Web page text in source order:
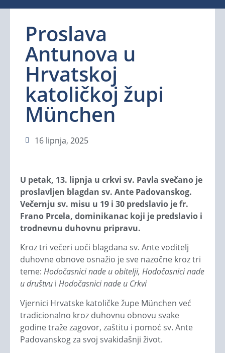
Proslava
Antunova u
Hrvatskoj
katoličkoj župi
München
16 lipnja, 2025
U petak, 13. lipnja u crkvi sv. Pavla svečano je
proslavljen blagdan sv. Ante Padovanskog.
Večernju sv. misu u 19 i 30 predslavio je fr.
Frano Prcela, dominikanac koji je predslavio i
trodnevnu duhovnu pripravu.
Kroz tri večeri uoči blagdana sv. Ante voditelj
duhovne obnove osnažio je sve nazočne kroz tri
teme: Hodočasnici nade u obitelji, Hodočasnici nade
u društvu i Hodočasnici nade u Crkvi
Vjernici Hrvatske katoličke župe München već
tradicionalno kroz duhovnu obnovu svake
godine traže zagovor, zaštitu i pomoć sv. Ante
Padovanskog za svoj svakidašnji život.